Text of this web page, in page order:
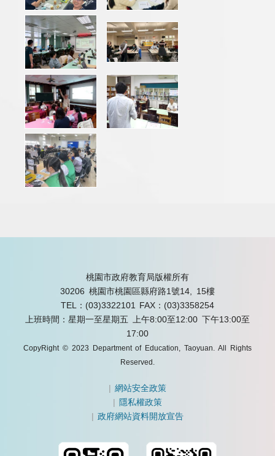
桃園市政府教育局版權所有
30206 桃園市桃園區縣府路1號14, 15樓
TEL：(03)3322101
FAX：(03)3358254
上班時間：星期一至星期五 上午8:00至12:00 下午13:00至
17:00
CopyRight © 2023 Department of Education, Taoyuan. All Rights
Reserved.
|網站安全政策
| 隱私權政策
|政府網站資料開放宣告